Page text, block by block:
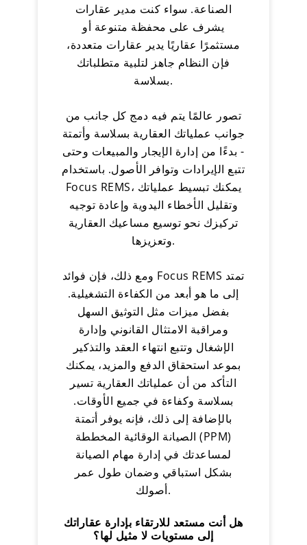
الصناعة. سواء كنت مدير عقارات
يشرف على محفظة متنوعة أو
مستثمرًا عقاريًا يدير عقارات متعددة،
فإن النظام جاهز لتلبية متطلباتك
بسلاسة.
تصور عالمًا يتم فيه دمج كل جانب من
جوانب عملياتك العقارية بسلاسة وأتمتة
- بدءًا من إدارة الإيجار والمبيعات وحتى
تتبع الإيرادات وتوافر الأصول. باستخدام
Focus REMS، يمكنك تبسيط عملياتك
وتقليل الأخطاء اليدوية وإعادة توجيه
تركيزك نحو توسيع مساعيك العقارية
وتعزيزها.
ومع ذلك، فإن فوائد Focus REMS تمتد
إلى ما هو أبعد من الكفاءة التشغيلية.
بفضل ميزات مثل التوثيق السهل
ومراقبة الامتثال القانوني وإدارة
الإشغال وتتبع انتهاء العقد والتذكير
بموعد استحقاق الدفع والمزيد، يمكنك
التأكد من أن عملياتك العقارية تسير
بسلاسة وكفاءة في جميع الأوقات.
بالإضافة إلى ذلك، فإنه يوفر أتمتة
الصيانة الوقائية المخططة (PPM)
لمساعدتك في إدارة مهام الصيانة
بشكل استباقي وضمان طول عمر
أصولك.
هل أنت مستعد للارتقاء بإدارة عقاراتك
إلى مستويات لا مثيل لها؟